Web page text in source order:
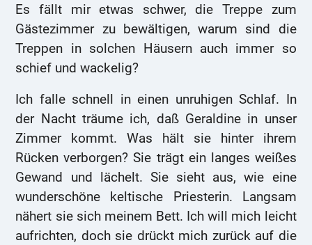
Es fällt mir etwas schwer, die Treppe zum
Gästezimmer zu bewältigen, warum sind die
Treppen in solchen Häusern auch immer so
schief und wackelig?
Ich falle schnell in einen unruhigen Schlaf. In
der Nacht träume ich, daß Geraldine in unser
Zimmer kommt. Was hält sie hinter ihrem
Rücken verborgen? Sie trägt ein langes weißes
Gewand und lächelt. Sie sieht aus, wie eine
wunderschöne keltische Priesterin. Langsam
nähert sie sich meinem Bett. Ich will mich leicht
aufrichten, doch sie drückt mich zurück auf die